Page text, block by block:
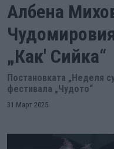
Албена
„Как' Сийка“
Постановката „Неделя
фестивала „Чудото“
31 Март 2025